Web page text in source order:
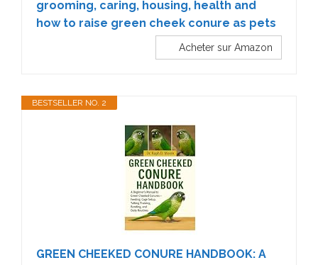
grooming, caring, housing, health and
how to raise green cheek conure as pets
Acheter sur Amazon
BESTSELLER NO. 2
GREEN CHEEKED CONURE HANDBOOK: A